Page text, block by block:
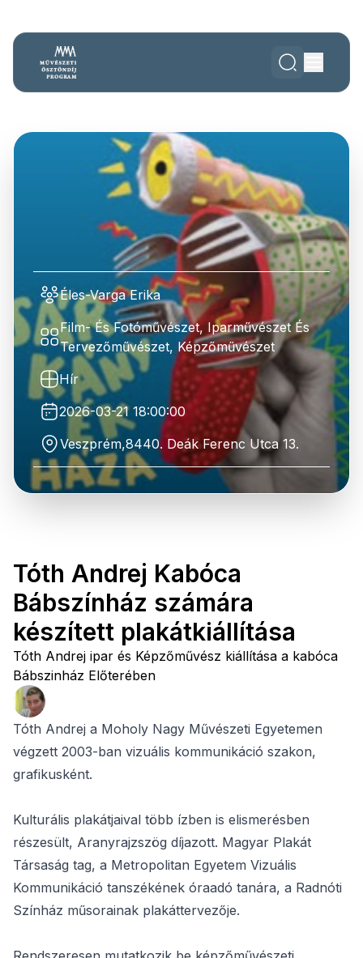
Éles-Varga Erika
Film- És Fotóművészet, Iparművészet És
Tervezőművészet, Képzőművészet
Hír
2026-03-21 18:00:00
Veszprém,8440. Deák Ferenc Utca 13.
Tóth Andrej Kabóca
Bábszínház számára
készített plakátkiállítása
Tóth Andrej ipar és Képzőművész kiállítása a kabóca
Bábszinház Előterében
Tóth Andrej a Moholy Nagy Művészeti Egyetemen
végzett 2003-ban vizuális kommunikáció szakon,
grafikusként.
Kulturális plakátjaival több ízben is elismerésben
részesült, Aranyrajzszög díjazott. Magyar Plakát
Társaság tag, a Metropolitan Egyetem Vizuális
Kommunikáció tanszékének óraadó tanára, a Radnóti
Színház műso­rainak plakáttervezője.